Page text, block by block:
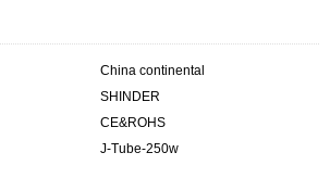
China continental
SHINDER
CE&ROHS
J-Tube-250w